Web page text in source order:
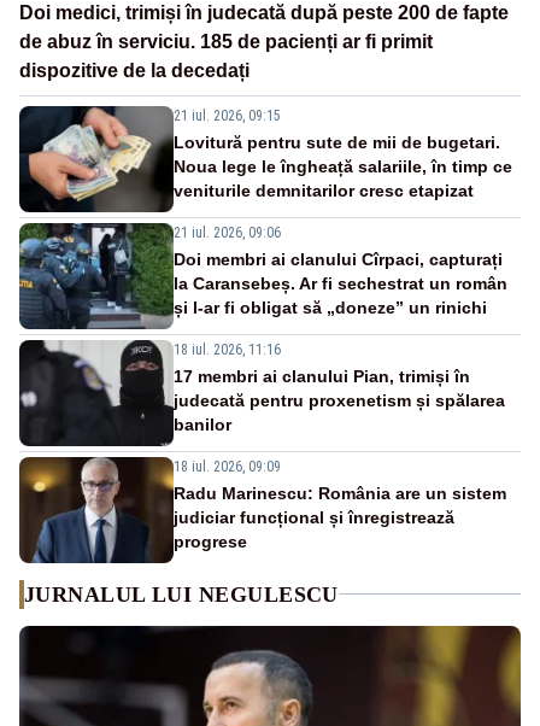
Doi medici, trimiși în judecată după peste 200 de fapte
de abuz în serviciu. 185 de pacienți ar fi primit
dispozitive de la decedați
21 iul. 2026, 09:15
Lovitură pentru sute de mii de bugetari.
Noua lege le îngheață salariile, în timp ce
veniturile demnitarilor cresc etapizat
21 iul. 2026, 09:06
Doi membri ai clanului Cîrpaci, capturați
la Caransebeș. Ar fi sechestrat un român
și l-ar fi obligat să „doneze” un rinichi
18 iul. 2026, 11:16
17 membri ai clanului Pian, trimiși în
judecată pentru proxenetism și spălarea
banilor
18 iul. 2026, 09:09
Radu Marinescu: România are un sistem
judiciar funcțional și înregistrează
progrese
JURNALUL LUI NEGULESCU